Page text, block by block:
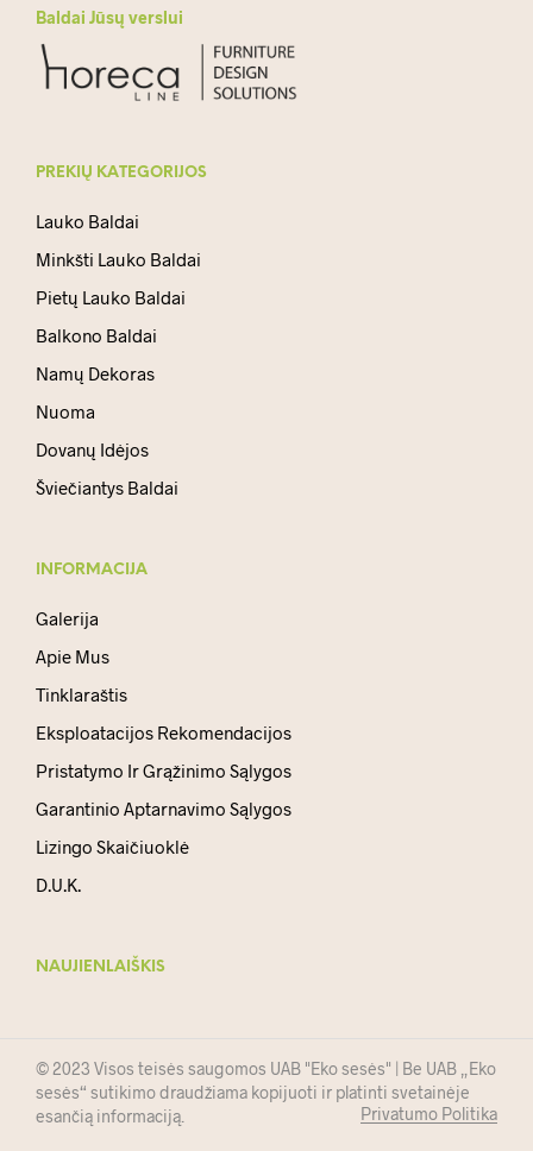
Baldai Jūsų verslui
PREKIŲ KATEGORIJOS
Lauko Baldai
Minkšti Lauko Baldai
Pietų Lauko Baldai
Balkono Baldai
Namų Dekoras
Nuoma
Dovanų Idėjos
Šviečiantys Baldai
INFORMACIJA
Galerija
Apie Mus
Tinklaraštis
Eksploatacijos Rekomendacijos
Pristatymo Ir Grąžinimo Sąlygos
Garantinio Aptarnavimo Sąlygos
Lizingo Skaičiuoklė
D.U.K.
NAUJIENLAIŠKIS
© 2023 Visos teisės saugomos UAB "Eko sesės" | Be UAB „Eko
sesės“ sutikimo draudžiama kopijuoti ir platinti svetainėje
esančią informaciją.
Privatumo Politika